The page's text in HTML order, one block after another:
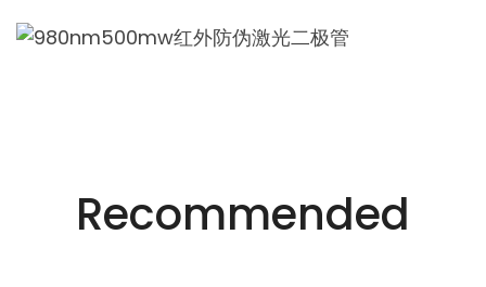
创新的激光解决方
案。
Recommended